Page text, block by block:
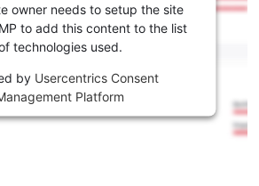
owner needs to setup the site
to add this content to the list
technologies used.
by Usercentrics Consent
Platform